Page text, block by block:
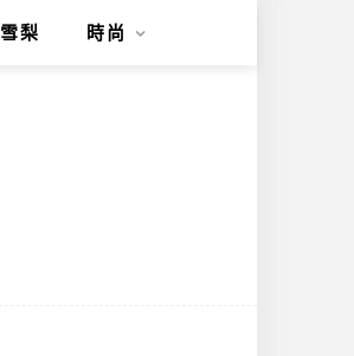
雪梨 時尚